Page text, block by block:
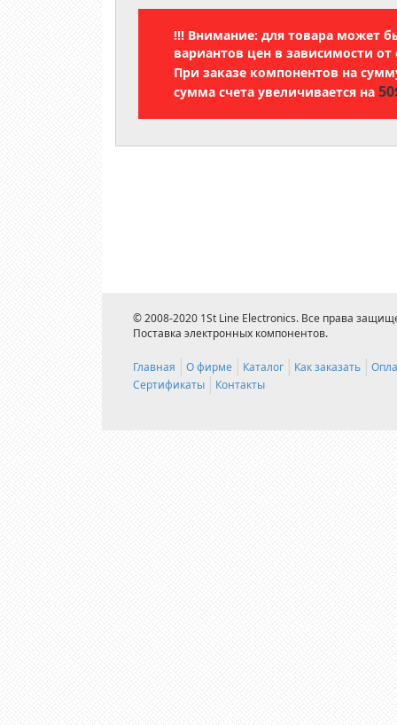
!!! Внимание: для товара может
вариантов цен в зависимости от
При заказе компонентов на
сумма счета увеличивается на
© 2008-2020 1St Line Electronics. Все права
Поставка электронных компонентов.
Главная О фирме Каталог Как заказать
Сертификаты
Контакты